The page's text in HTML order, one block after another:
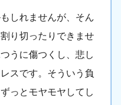
しれませんが、そん
り切ったりできませ
うに傷つくし、悲し
スです。そういう負
っとモヤモヤしてし